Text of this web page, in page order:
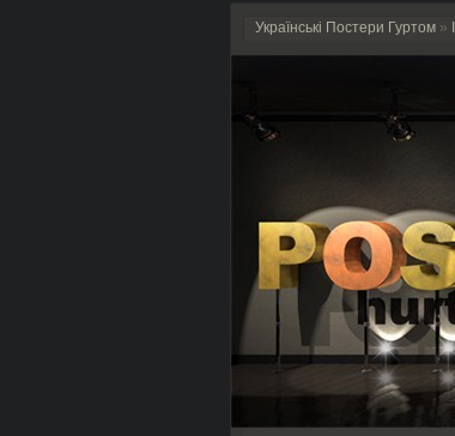
Українські Постери Гуртом »